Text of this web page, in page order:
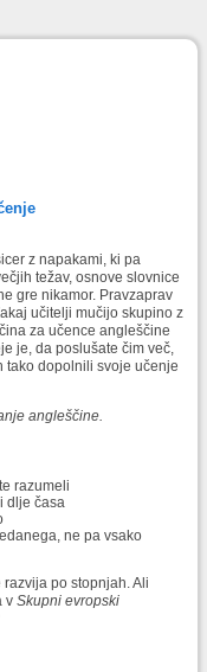
z napakami, ki pa
težav, osnove slovnice
gre nikamor. Pravzaprav
učitelji mučijo skupino z
za učence angleščine
je, da poslušate čim več,
tako dopolnili svoje učenje
angleščine.
razumeli
dlje časa
ne pa vsako
po stopnjah. Ali
v Skupni evropski